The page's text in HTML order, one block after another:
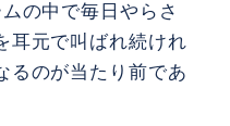
の中で毎日やらさ
耳元で叫ばれ続けれ
るのが当たり前であ